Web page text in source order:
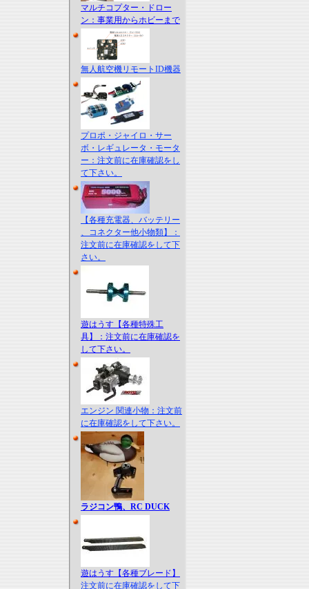
マルチコプター・ドロー
ン：事業用からホビーまで
無人航空機リモートID機器
プロポ・ジャイロ・サー
ボ・レギュレータ・モータ
ー：注文前に在庫確認をし
て下さい。
【各種充電器、バッテリー
、コネクター他小物類】：
注文前に在庫確認をして下
さい。
遊はうす【各種特殊工
具】：注文前に在庫確認を
して下さい。
エンジン 関連小物：注文前
に在庫確認をして下さい。
ラジコン鴨、RC DUCK
遊はうす【各種ブレード】
注文前に在庫確認をして下